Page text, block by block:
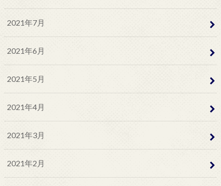
2021年7月
2021年6月
2021年5月
2021年4月
2021年3月
2021年2月